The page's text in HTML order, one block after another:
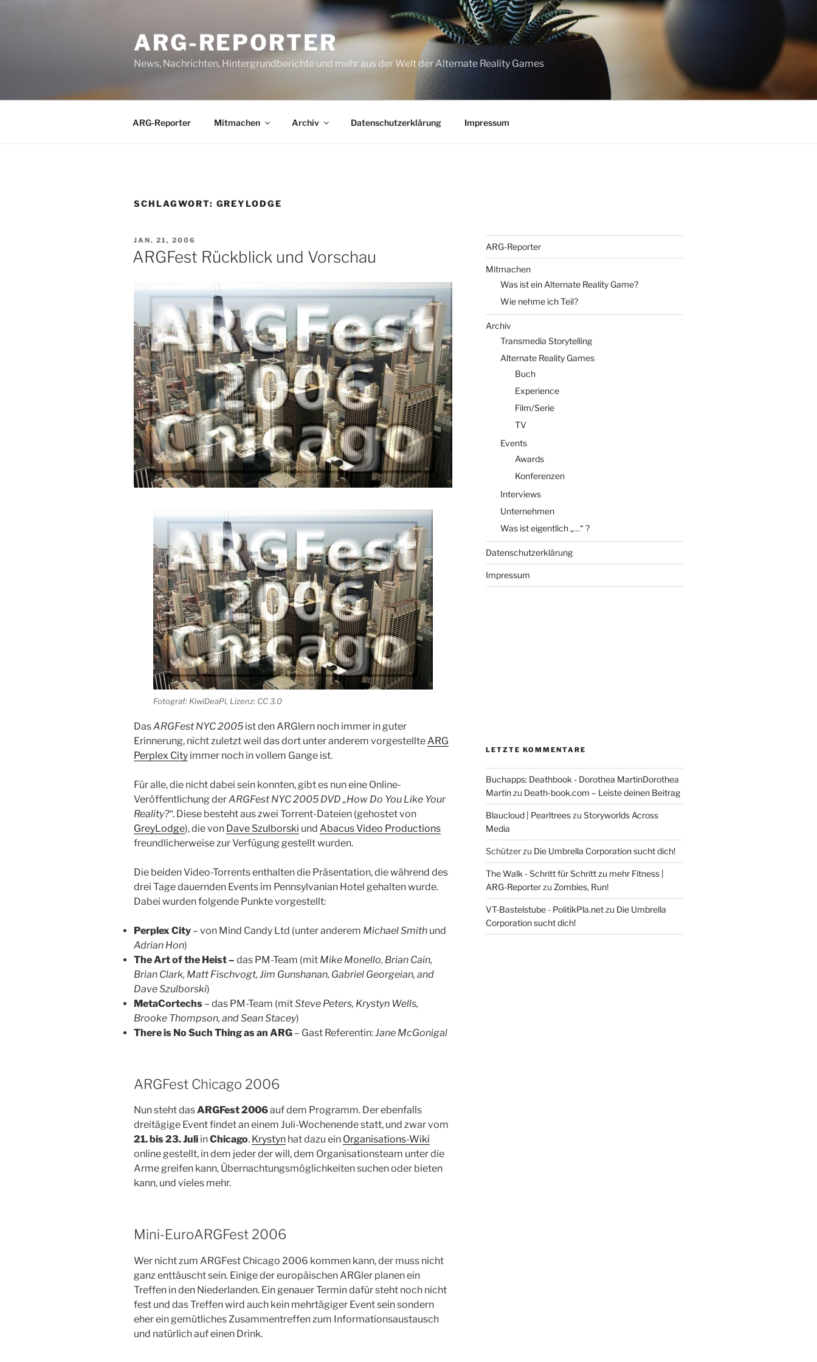
ARG-REPORTER
News, Nachrichten, Hintergrundberichte und mehr aus der Welt der Alternate Reality Games
ARG-Reporter Mitmachen Archiv Datenschutzerklärung Impressum
SCHLAGWORT: GREYLODGE
VERÖFFENTLICHT
AM
JAN. 21, 2006
ARGFest Rückblick und Vorschau
Fotograf: KiwiDeaPi, Lizenz: CC 3.0
DasARGFest NYC 2005 ist den ARGlern noch immer in guter
Erinnerung, nicht zuletzt weil das dort unter anderem vorgestellteARG
Perplex City immer noch in vollem Gange ist.
Für alle, die nicht dabei sein konnten, gibt es nun eine Online-
Veröffentlichung derARGFest NYC 2005 DVD „How Do You Like Your
Reality?“. Diese besteht aus zwei Torrent-Dateien (gehostet von
GreyLodge), die von Dave Szulborski und Abacus Video Productions
freundlicherweise zur Verfügung gestellt wurden.
Die beiden Video-Torrents enthalten die Präsentation, die während des
drei Tage dauernden Events im Pennsylvanian Hotel gehalten wurde.
Dabei wurden folgende Punkte vorgestellt:
Perplex City – von Mind Candy Ltd (unter anderem Michael Smith und
Adrian Hon)
The Art of the Heist – das PM-Team (mit Mike Monello, Brian Cain,
Brian Clark, Matt Fischvogt, Jim Gunshanan, Gabriel Georgeian, and
Dave Szulborski)
MetaCortechs – das PM-Team (mitSteve Peters, Krystyn Wells,
Brooke Thompson, and Sean Stacey)
There is No Such Thing as an ARG – Gast Referentin:Jane McGonigal
ARGFest Chicago 2006
Nun steht dasARGFest 2006auf dem Programm. Der ebenfalls
dreitägige Event findet an einem Juli-Wochenende statt, und zwar vom
21. bis 23. Juli inChicago. Krystyn hat dazu ein Organisations-Wiki
online gestellt, in dem jeder der will, dem Organisationsteam unter die
Arme greifen kann, Übernachtungsmöglichkeiten suchen oder bieten
kann, und vieles mehr.
Mini-EuroARGFest 2006
Wer nicht zum ARGFest Chicago 2006 kommen kann, der muss nicht
ganz enttäuscht sein. Einige der europäischen ARGler planen ein
Treffen in den Niederlanden. Ein genauer Termin dafür steht noch nicht
fest und das Treffen wird auch kein mehrtägiger Event sein sondern
eher ein gemütliches Zusammentreffen zum Informationsaustausch
und natürlich auf einen Drink.
ARG-Reporter
Mitmachen
Was ist ein Alternate Reality Game?
Wie nehme ich Teil?
Archiv
Transmedia Storytelling
Alternate Reality Games
Buch
Experience
Film/Serie
TV
Events
Awards
Konferenzen
Interviews
Unternehmen
Was ist eigentlich „…“ ?
Datenschutzerklärung
Impressum
LETZTE KOMMENTARE
Buchapps: Deathbook - Dorothea MartinDorothea
Martinzu Death-book.com – Leiste deinen Beitrag
Blaucloud | Pearltreeszu Storyworlds Across
Media
Schützerzu Die Umbrella Corporation sucht dich!
The Walk - Schritt für Schritt zu mehr Fitness |
ARG-Reporterzu Zombies, Run!
VT-Bastelstube - PolitikPla.netzu Die Umbrella
Corporation sucht dich!